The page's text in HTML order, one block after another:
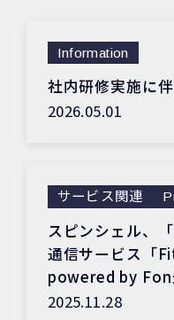
Information
社内研修実施に
2026.05.01
サービス関連
スピンシェル、
通信サービス「
powered by Fon
2025.11.28